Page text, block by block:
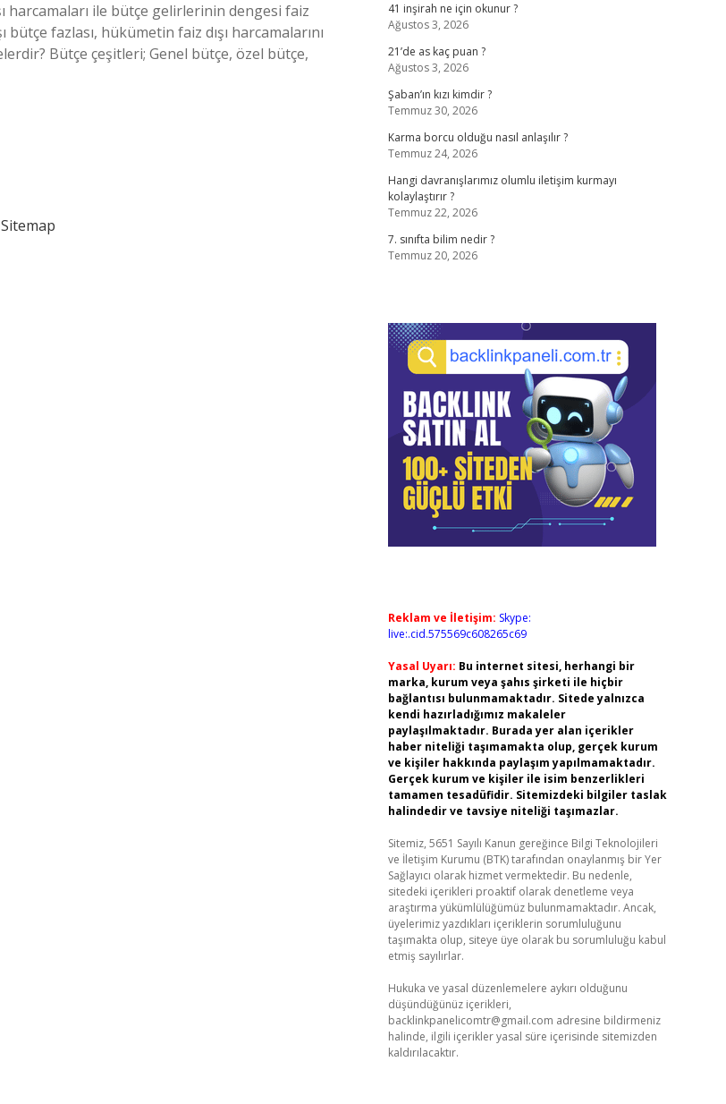
harcamaları ile bütçe gelirlerinin dengesi faiz
fazlası, hükümetin faiz dışı harcamalarını
Bütçe çeşitleri; Genel bütçe, özel bütçe,
Sitemap
41 inşirah ne için okunur ?
Ağustos 3, 2026
21’de as kaç puan ?
Ağustos 3, 2026
Şaban’ın kızı kimdir ?
Temmuz 30, 2026
Karma borcu olduğu nasıl anlaşılır ?
Temmuz 24, 2026
Hangi davranışlarımız olumlu iletişim kurmayı
kolaylaştırır ?
Temmuz 22, 2026
7. sınıfta bilim nedir ?
Temmuz 20, 2026
Reklam ve İletişim: Skype:
live:.cid.575569c608265c69
Yasal Uyarı: Bu internet sitesi, herhangi bir
marka, kurum veya şahıs şirketi ile hiçbir
bağlantısı bulunmamaktadır. Sitede yalnızca
kendi hazırladığımız makaleler
paylaşılmaktadır. Burada yer alan içerikler
haber niteliği taşımamakta olup, gerçek kurum
ve kişiler hakkında paylaşım yapılmamaktadır.
Gerçek kurum ve kişiler ile isim benzerlikleri
tamamen tesadüfidir. Sitemizdeki bilgiler taslak
halindedir ve tavsiye niteliği taşımazlar.
Sitemiz, 5651 Sayılı Kanun gereğince Bilgi Teknolojileri
ve İletişim Kurumu (BTK) tarafından onaylanmış bir Yer
Sağlayıcı olarak hizmet vermektedir. Bu nedenle,
sitedeki içerikleri proaktif olarak denetleme veya
araştırma yükümlülüğümüz bulunmamaktadır. Ancak,
üyelerimiz yazdıkları içeriklerin sorumluluğunu
taşımakta olup, siteye üye olarak bu sorumluluğu kabul
etmiş sayılırlar.
Hukuka ve yasal düzenlemelere aykırı olduğunu
düşündüğünüz içerikleri,
backlinkpanelicomtr@gmail.com adresine bildirmeniz
halinde, ilgili içerikler yasal süre içerisinde sitemizden
kaldırılacaktır.